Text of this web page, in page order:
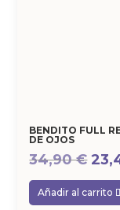
BENDITO FULL
DE OJOS
34,90€ El
Añadir al carrito